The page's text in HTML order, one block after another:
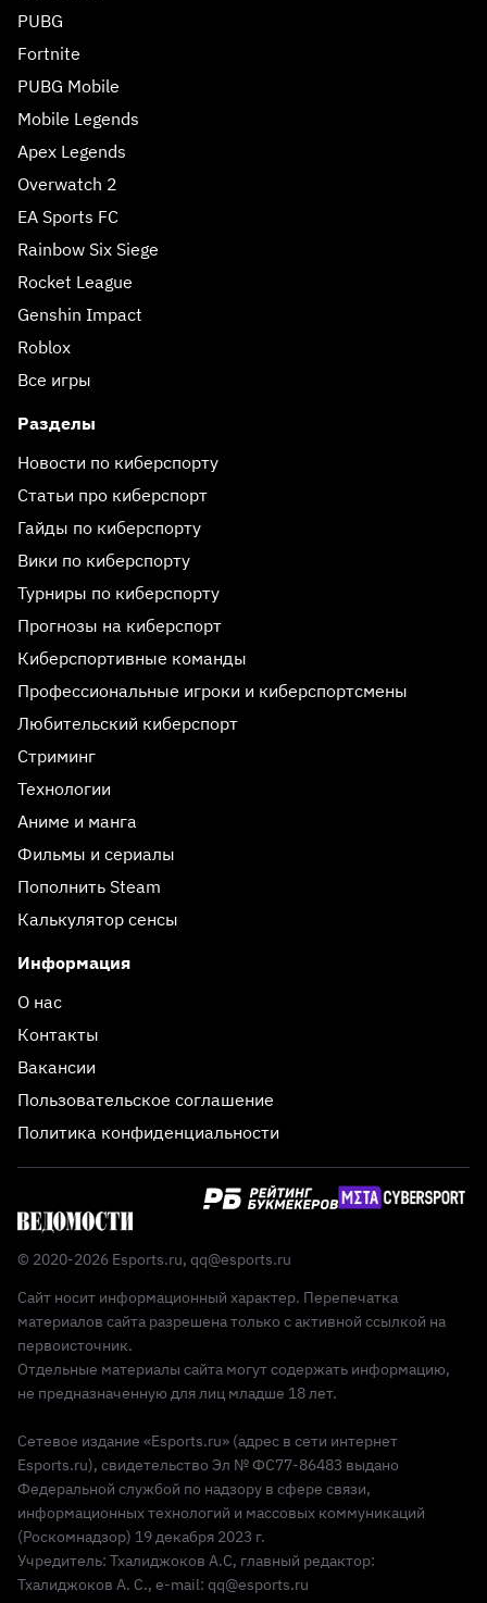
PUBG
Fortnite
PUBG Mobile
Mobile Legends
Apex Legends
Overwatch 2
EA Sports FC
Rainbow Six Siege
Rocket League
Genshin Impact
Roblox
Все игры
Разделы
Новости по киберспорту
Статьи про киберспорт
Гайды по киберспорту
Вики по киберспорту
Турниры по киберспорту
Прогнозы на киберспорт
Киберспортивные команды
Профессиональные игроки и киберспортсмены
Любительский киберспорт
Стриминг
Технологии
Аниме и манга
Фильмы и сериалы
Пополнить Steam
Калькулятор сенсы
Информация
О нас
Контакты
Вакансии
Пользовательское соглашение
Политика конфиденциальности
© 2020-2026 Esports.ru, qq@esports.ru
Сайт носит информационный характер. Перепечатка
материалов сайта разрешена только с активной ссылкой на
первоисточник.
Отдельные материалы сайта могут содержать информацию,
не предназначенную для лиц младше 18 лет.
Сетевое издание «Esports.ru» (адрес в сети интернет
Esports.ru), свидетельство Эл № ФС77-86483 выдано
Федеральной службой по надзору в сфере связи,
информационных технологий и массовых коммуникаций
(Роскомнадзор) 19 декабря 2023 г.
Учредитель: Тхалиджоков А.С, главный редактор:
Тхалиджоков А. С., e-mail: qq@esports.ru